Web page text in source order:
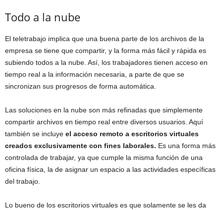
Todo a la nube
El teletrabajo implica que una buena parte de los archivos de la
empresa se tiene que compartir, y la forma más fácil y rápida es
subiendo todos a la nube. Así, los trabajadores tienen acceso en
tiempo real a la información necesaria, a parte de que se
sincronizan sus progresos de forma automática.
Las soluciones en la nube son más refinadas que simplemente
compartir archivos en tiempo real entre diversos usuarios. Aquí
también se incluye el acceso remoto a escritorios virtuales
creados exclusivamente con fines laborales. Es una forma más
controlada de trabajar, ya que cumple la misma función de una
oficina física, la de asignar un espacio a las actividades específicas
del trabajo.
Lo bueno de los escritorios virtuales es que solamente se les da